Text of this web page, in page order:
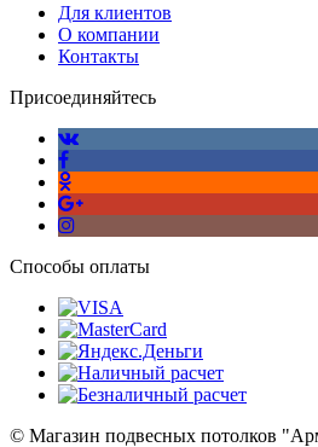
Для клиентов
О компании
Контакты
Присоединяйтесь
Способы оплаты
© Магазин подвесных потолков